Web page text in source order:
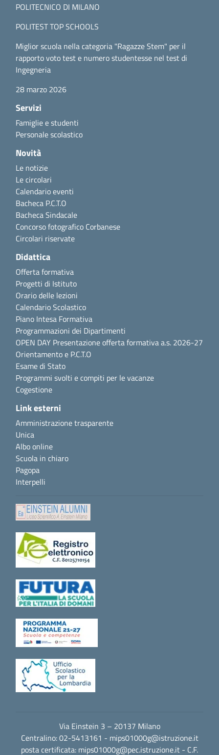
POLITECNICO DI MILANO
POLITEST TOP SCHOOLS
Miglior scuola nella categoria "Ragazze Stem" per il
rapporto voto test e numero studentesse nel test di
Ingegneria
28 marzo 2026
Servizi
Famiglie e studenti
Personale scolastico
Novità
Le notizie
Le circolari
Calendario eventi
Bacheca P.C.T.O
Bacheca Sindacale
Concorso fotografico Corbanese
Circolari riservate
Didattica
Offerta formativa
Progetti di Istituto
Orario delle lezioni
Calendario Scolastico
Piano Intesa Formativa
Programmazioni dei Dipartimenti
OPEN DAY Presentazione offerta formativa a.s. 2026-27
Orientamento e P.C.T.O
Esame di Stato
Programmi svolti e compiti per le vacanze
Cogestione
Link esterni
Amministrazione trasparente
Unica
Albo online
Scuola in chiaro
Pagopa
Interpelli
Via Einstein 3 – 20137 Milano
Centralino: 02-5413161 - mips01000g@istruzione.it
posta certificata: mips01000g@pec.istruzione.it - C.F.